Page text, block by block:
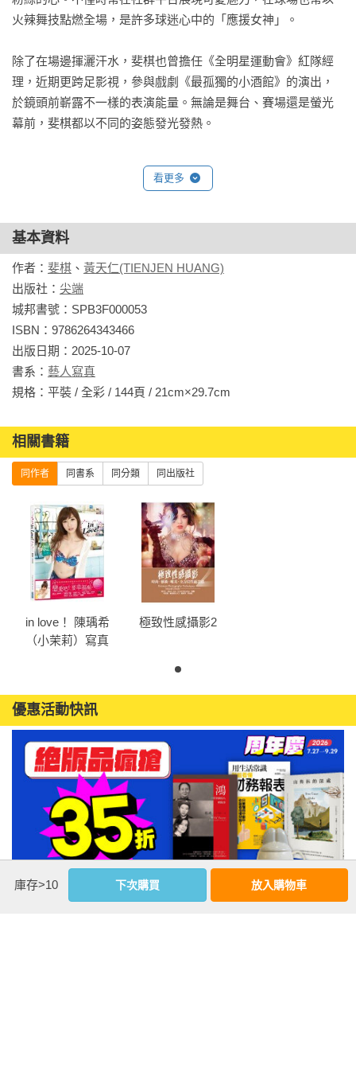
火辣舞技點燃全場，是許多球迷心中的「應援女神」。
除了在場邊揮灑汗水，斐棋也曾擔任《全明星運動會》紅隊經
理，近期更跨足影視，參與戲劇《最孤獨的小酒館》的演出，
於鏡頭前嶄露不一樣的表演能量。無論是舞台、賽場還是螢光
幕前，斐棋都以不同的姿態發光發熱。
看更多
基本資料
作者： 斐棋 、 黃天仁(TIENJEN HUANG)
出版社： 尖端
城邦書號：SPB3F000053
ISBN：9786264343466
出版日期：2025-10-07
書系： 藝人寫真
規格：平裝 / 全彩 / 144頁 / 21cm×29.7cm
相關書籍
同作者 同書系 同分類 同出版社
in love！ 陳瑀希
（小茉莉）寫真
極致性感攝影2
優惠活動快訊
庫存>10 下次購買 放入購物車